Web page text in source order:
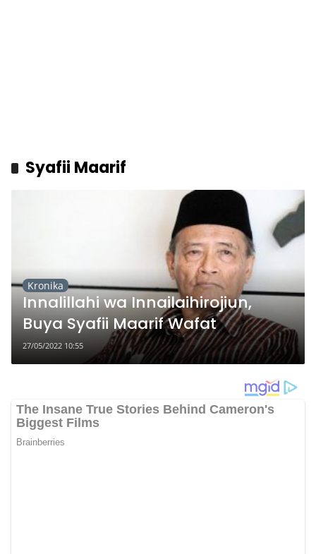
Syafii Maarif
Kronika
Innalillahi wa Innailaihirojiun,
Buya Syafii Maarif Wafat
27/05/2022 10:55